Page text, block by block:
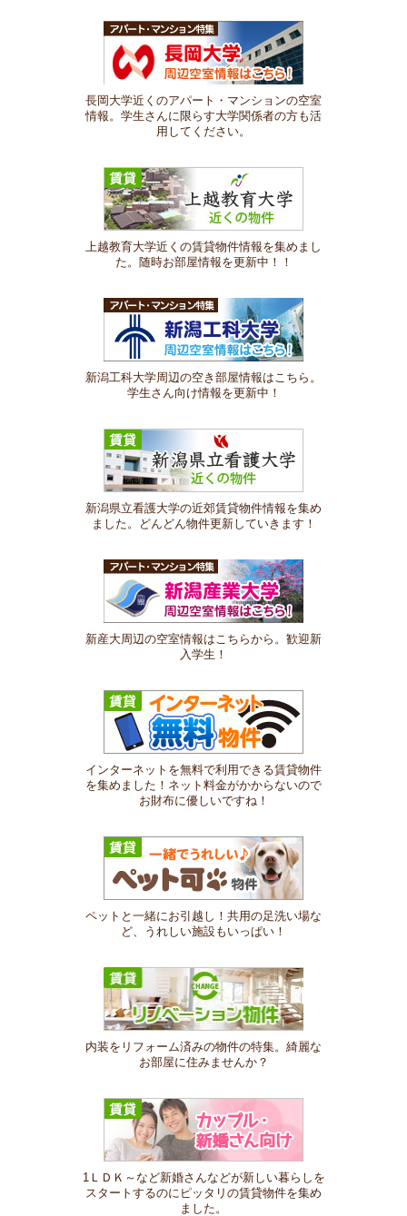
長岡大学近くのアパート・マンションの空室
情報。学生さんに限らす大学関係者の方も活
用してください。
上越教育大学近くの賃貸物件情報を集めまし
た。随時お部屋情報を更新中！！
新潟工科大学周辺の空き部屋情報はこちら。
学生さん向け情報を更新中！
新潟県立看護大学の近郊賃貸物件情報を集め
ました。どんどん物件更新していきます！
新産大周辺の空室情報はこちらから。歓迎新
入学生！
インターネットを無料で利用できる賃貸物件
を集めました！ネット料金がかからないので
お財布に優しいですね！
ペットと一緒にお引越し！共用の足洗い場な
ど、うれしい施設もいっぱい！
内装をリフォーム済みの物件の特集。綺麗な
お部屋に住みませんか？
1ＬＤＫ～など新婚さんなどが新しい暮らしを
スタートするのにピッタリの賃貸物件を集め
ました。